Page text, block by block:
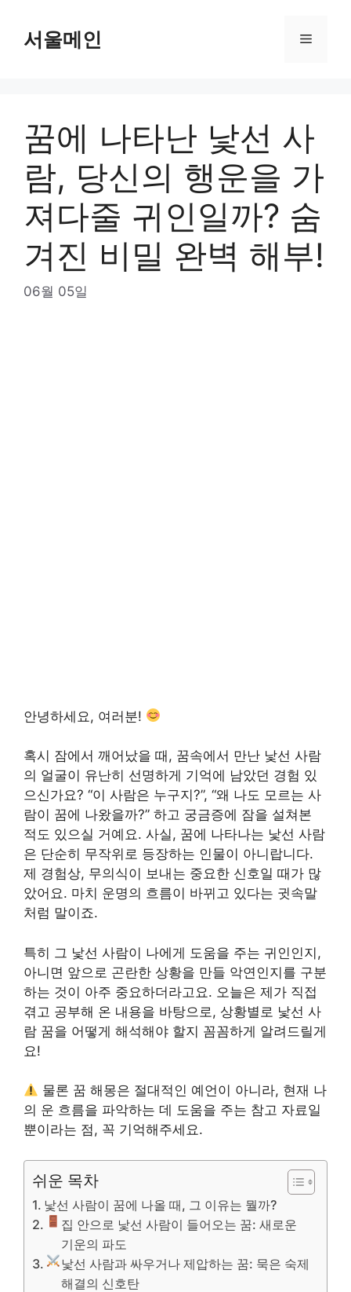
content서울메인 Menu
꿈에 나타난 낯선 사
람, 당신의 행운을 가
져다줄 귀인일까? 숨
겨진 비밀 완벽 해부!
06월 05일
안녕하세요, 여러분!
혹시 잠에서 깨어났을 때, 꿈속에서 만난 낯선 사람
의 얼굴이 유난히 선명하게 기억에 남았던 경험 있
으신가요? “이 사람은 누구지?”, “왜 나도 모르는 사
람이 꿈에 나왔을까?” 하고 궁금증에 잠을 설쳐본
적도 있으실 거예요. 사실, 꿈에 나타나는 낯선 사람
은 단순히 무작위로 등장하는 인물이 아니랍니다.
제 경험상, 무의식이 보내는 중요한 신호일 때가 많
았어요. 마치 운명의 흐름이 바뀌고 있다는 귓속말
처럼 말이죠.
특히 그 낯선 사람이 나에게 도움을 주는 귀인인지,
아니면 앞으로 곤란한 상황을 만들 악연인지를 구분
하는 것이 아주 중요하더라고요. 오늘은 제가 직접
겪고 공부해 온 내용을 바탕으로, 상황별로 낯선 사
람 꿈을 어떻게 해석해야 할지 꼼꼼하게 알려드릴게
요!
물론 꿈 해몽은 절대적인 예언이 아니라, 현재 나
의 운 흐름을 파악하는 데 도움을 주는 참고 자료일
뿐이라는 점, 꼭 기억해주세요.
쉬운 목차
낯선 사람이 꿈에 나올 때, 그 이유는 뭘까?
집 안으로 낯선 사람이 들어오는 꿈: 새로운
기운의 파도
낯선 사람과 싸우거나 제압하는 꿈: 묵은 숙제
해결의 신호탄